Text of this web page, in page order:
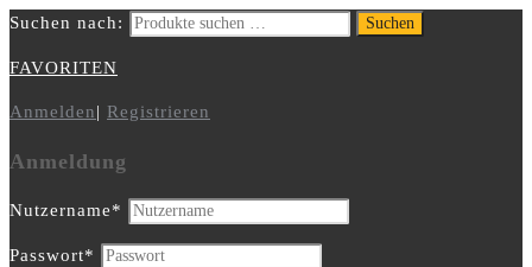
Suchen nach: Suchen
FAVORITEN
Anmelden| Registrieren
Anmeldung
Nutzername*
Passwort*